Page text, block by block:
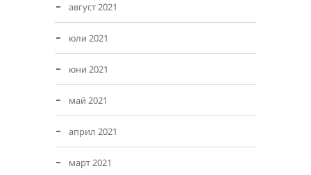
август 2021
юли 2021
юни 2021
май 2021
април 2021
март 2021